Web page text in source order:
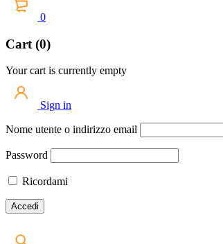
0
Cart (0)
Your cart is currently empty
Sign in
Nome utente o indirizzo email
Password
Ricordami